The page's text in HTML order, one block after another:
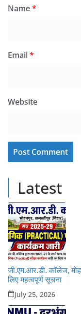
Name*
Email*
Website
Latest
जी.एम.आर.डी. कॉलेज,
लिए महत्वपूर्ण सूचना
July 25, 2026